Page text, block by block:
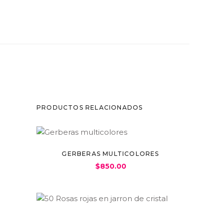
PRODUCTOS RELACIONADOS
GERBERAS MULTICOLORES
$850.00